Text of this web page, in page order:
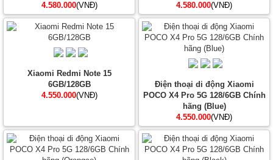
4.580.000(VNĐ)
4.580.000(VNĐ)
Xiaomi Redmi Note 15
6GB/128GB
4.550.000(VNĐ)
Điện thoại di động Xiaomi
POCO X4 Pro 5G 128/6GB Chính
hãng (Blue)
4.550.000(VNĐ)